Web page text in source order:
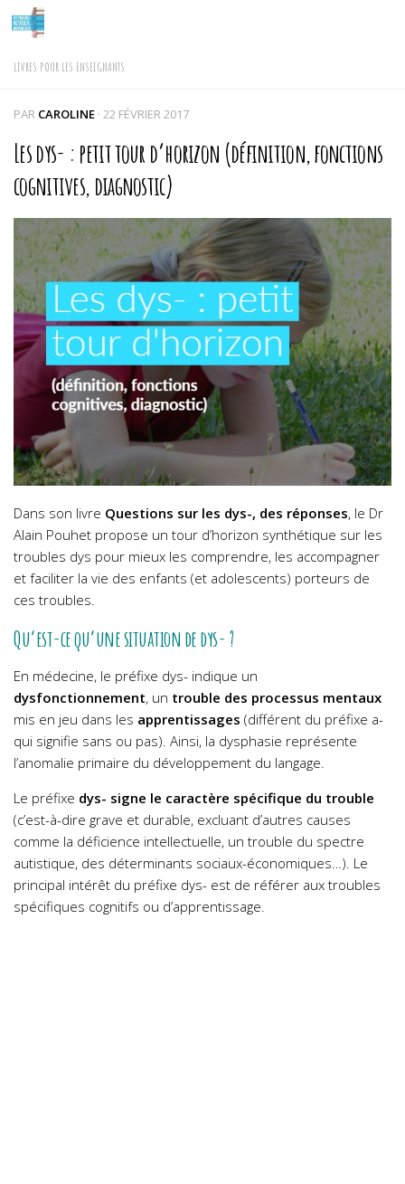
Skip to content
LIVRES POUR LES ENSEIGNANTS
PAR CAROLINE · 22 FÉVRIER 2017
Les dys- : petit tour d’horizon (définition, fonctions
cognitives, diagnostic)
Dans son livre Questions sur les dys-, des réponses, le Dr
Alain Pouhet propose un tour d’horizon synthétique sur les
troubles dys pour mieux les comprendre, les accompagner
et faciliter la vie des enfants (et adolescents) porteurs de
ces troubles.
Qu’est-ce qu’une situation de dys- ?
En médecine, le préfixe dys- indique un
dysfonctionnement, un trouble des processus mentaux
mis en jeu dans les apprentissages (différent du préfixe a-
qui signifie sans ou pas). Ainsi, la dysphasie représente
l’anomalie primaire du développement du langage.
Le préfixe dys- signe le caractère spécifique du trouble
(c’est-à-dire grave et durable, excluant d’autres causes
comme la déficience intellectuelle, un trouble du spectre
autistique, des déterminants sociaux-économiques…). Le
principal intérêt du préfixe dys- est de référer aux troubles
spécifiques cognitifs ou d’apprentissage.